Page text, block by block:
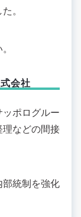
。
会社
ッポログルー
などの間接
統制を強化